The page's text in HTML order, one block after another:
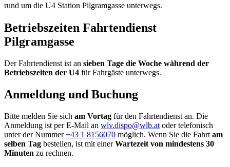
rund um die U4 Station Pilgramgasse unterwegs.
Betriebszeiten Fahrtendienst
Pilgramgasse
Der Fahrtendienst ist an sieben Tage die Woche während der
Betriebszeiten der U4 für Fahrgäste unterwegs.
Anmeldung und Buchung
Bitte melden Sie sich am Vortag für den Fahrtendienst an. Die
Anmeldung ist per E-Mail an wlv.dispo@wlb.at oder telefonisch
unter der Nummer+43 1 8156070 möglich. Wenn Sie die Fahrt am
selben Tag bestellen, ist mit einerWartezeit von mindestens 30
Minuten zu rechnen.